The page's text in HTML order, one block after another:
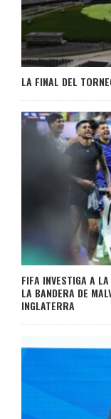
LA FINAL DEL
FIFA INVESTIGA A
LA BANDERA DE
INGLATERRA